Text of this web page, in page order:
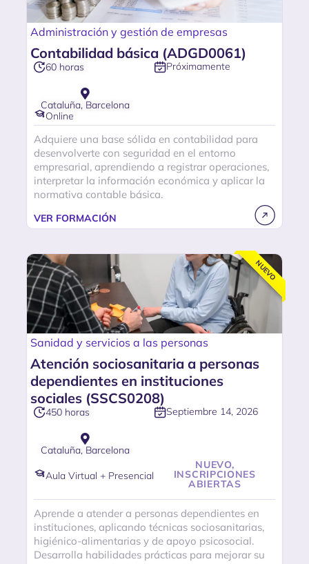
Administración y gestión de empresas
Contabilidad básica (ADGD0061)
60 horas Próximamente
Cataluña, Barcelona
Online
Adquiere una base sólida en contabilidad para
desenvolverte con seguridad en el entorno
empresarial, aprendiendo a registrar operaciones,
interpretar la información económica y aplicar la
normativa contable básica.
VER FORMACIÓN
NUEVO
Sanidad y servicios a las personas
Atención sociosanitaria a personas
dependientes en instituciones
sociales (SSCS0208)
450 horas Septiembre 14, 2026
Cataluña, Barcelona
Aula Virtual + Presencial
NUEVO,
INSCRIPCIONES
ABIERTAS
Aprende a atender a personas dependientes en
instituciones, aplicando técnicas sociosanitarias,
higiénico-alimentarias y de apoyo psicosocial.
Desarrolla habilidades prácticas para mejorar su